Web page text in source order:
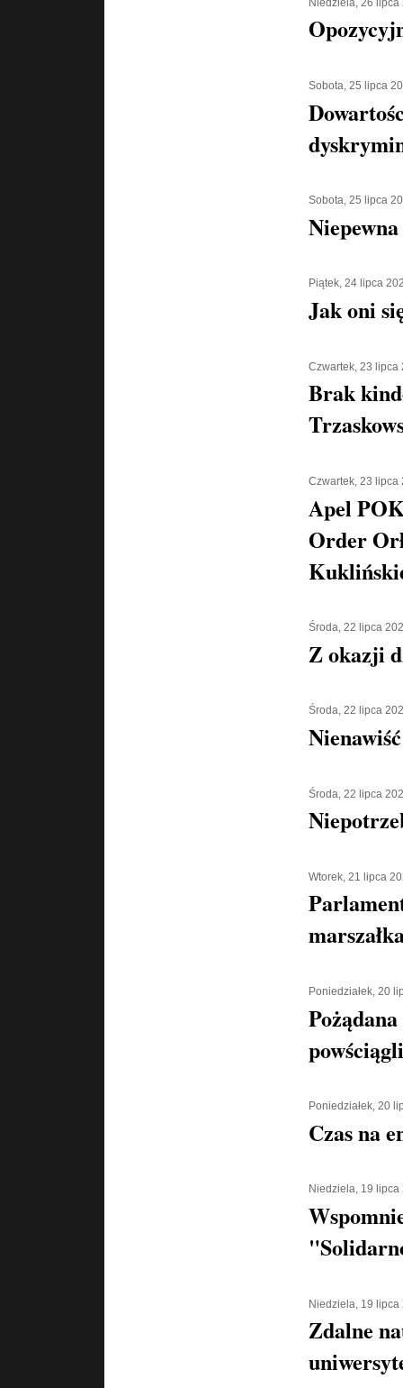
Niedziela, 26 lipca
Sobota, 25 lipca
Sobota, 25 lipca
Piątek, 24 lipca
Jak oni
Czwartek, 23 lipca
Brak
Czwartek, 23 lipca
Apel
Order
Środa, 22 lipca
Z okazji
Środa, 22 lipca
Środa, 22 lipca
Wtorek, 21 lipca
Poniedziałek, 20
Poniedziałek, 20
Czas na
Niedziela, 19 lipca
Niedziela, 19 lipca
Zdalne